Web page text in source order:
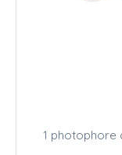
1 photophore